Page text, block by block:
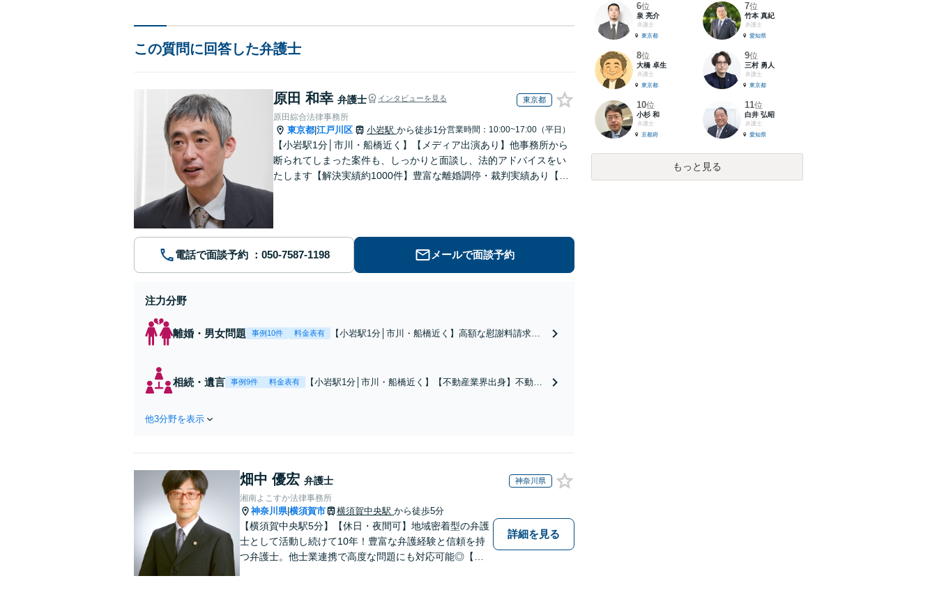
この質問に回答した弁護士
原田 和幸 弁護士 インタビューを見る 東京都
原田綜合法律事務所
東京都 江戸川区 小岩駅 から徒歩1分営業時間：10:00~17:00（平日）
【小岩駅1分│市川・船橋近く】【メディア出演あり】他事務所から
断られてしまった案件も、しっかりと面談し、法的アドバイスをい
たします【解決実績約1000件】豊富な離婚調停・裁判実績あり【不
電話で面談予約 メールで面談予約
注力分野
離婚・男女問題 事例10件 料金表有
【小岩駅1分│市川・船橋近く】高額な慰謝料請求の
家の財産分与に対応！離婚に関するお悩みは、お気
軽にご相談ください【メディア出演】【早朝・夜間
相続・遺言 事例9件 料金表有
【小岩駅1分│市川・船橋近く】【不動産業界出身】不動産
他3分野を表示
畑中 優宏 弁護士 神奈川県
湘南よこすか法律事務所
神奈川県|横須賀市 横須賀中央駅 から徒歩5分
【横須賀中央駅5分】【休日・夜間可】地域密着型の弁護
士として活動し続けて10年！豊富な弁護経験と信頼を持
つ弁護士。他士業連携で高度な問題にも対応可能◎【法
詳細を見る
6位
泉 亮介
弁護士
東京都
7位
竹本 真紀
弁護士
愛知県
8位
大橋 卓生
弁護士
東京都
9位
三村 勇人
弁護士
東京都
10位
小杉 和
弁護士
京都府
11位
白井 弘昭
弁護士
愛知県
もっと見る